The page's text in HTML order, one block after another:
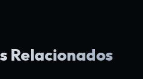
Relacionados